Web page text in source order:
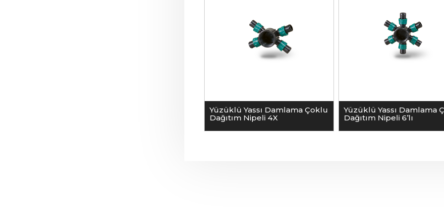
Yüzüklü Yassı Damlama Çoklu
Dağıtım Nipeli 4X
Yüzüklü Yassı Damlama
Dağıtım Nipeli 6’lı